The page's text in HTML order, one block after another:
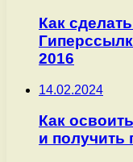
Как
2016
14.02.2024
Как
и получить